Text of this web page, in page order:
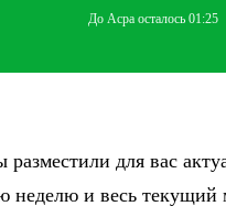
До Асра осталось 01:25
для вас
неделю и весь текущий